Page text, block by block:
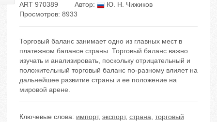
ART 970389 Автор:
Ю. Н. Чижиков
Просмотров: 8933
Торговый баланс занимает одно из главных мест в
платежном балансе страны. Торговый баланс важно
изучать и анализировать, поскольку отрицательный и
положительный торговый баланс по-разному влияет на
дальнейшее развитие страны и ее положение на
мировой арене.
Ключевые слова: импорт, экспорт, страна, торговый